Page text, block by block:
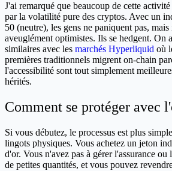
J'ai remarqué que beaucoup de cette
par la volatilité pure des cryptos. Avec un
50 (neutre), les gens ne paniquent pas,
aveuglément optimistes. Ils se hedgent. On
similaires avec les marchés Hyperliquid où
premières traditionnels migrent on-chain
l'accessibilité sont tout simplement
hérités.
Comment se protéger avec
Si vous débutez, le processus est plus
lingots physiques. Vous achetez un jeton
d'or. Vous n'avez pas à gérer l'assurance
de petites quantités, et vous pouvez